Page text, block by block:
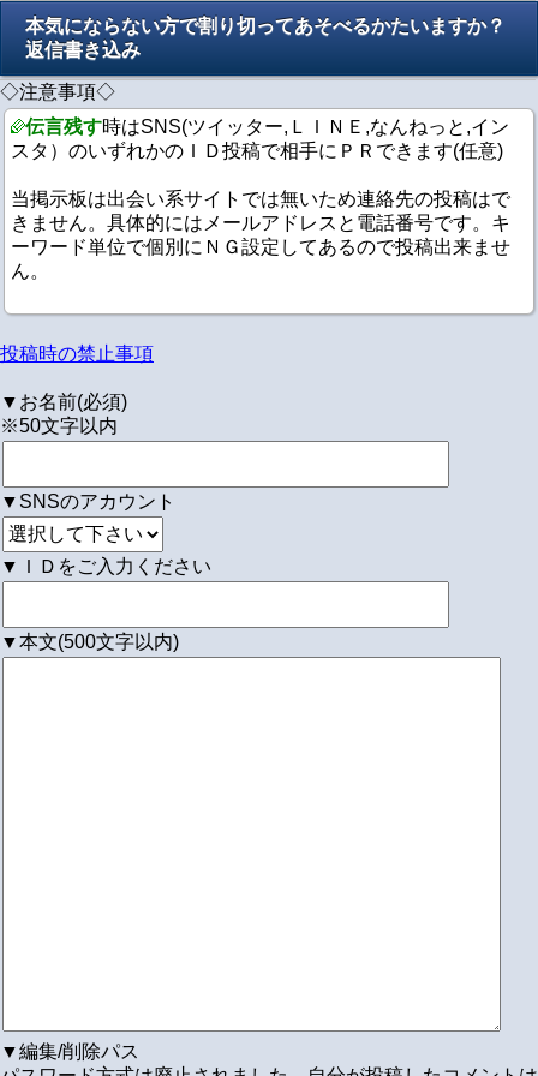
本気にならない方で割り切ってあそべるかたいますか？
返信書き込み
◇注意事項◇
伝言残す時はSNS(ツイッター,ＬＩＮＥ,なんねっと,イン
スタ）のいずれかのＩＤ投稿で相手にＰＲできます(任意)
当掲示板は出会い系サイトでは無いため連絡先の投稿はで
きません。具体的にはメールアドレスと電話番号です。キ
ーワード単位で個別にＮＧ設定してあるので投稿出来ませ
ん。
投稿時の禁止事項
▼お名前(必須)
※50文字以内
▼SNSのアカウント
▼ＩＤをご入力ください
▼本文(500文字以内)
▼編集/削除パス